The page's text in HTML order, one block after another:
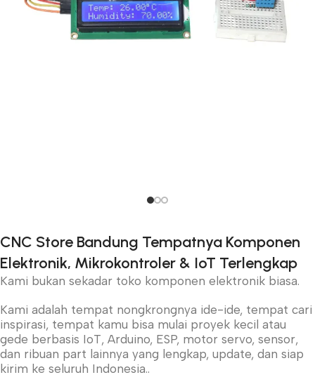
Arduino. Cocok untuk pemula dan maker yang ingin
eksplorasi ide jadi nyata
CNC Store Bandung Tempatnya Komponen
Elektronik, Mikrokontroler & IoT Terlengkap
Kami bukan sekadar toko komponen elektronik biasa.
Kami adalah tempat nongkrongnya ide-ide, tempat cari
inspirasi, tempat kamu bisa mulai proyek kecil atau
gede berbasis IoT, Arduino, ESP, motor servo, sensor,
dan ribuan part lainnya yang lengkap, update, dan siap
kirim ke seluruh Indonesia..